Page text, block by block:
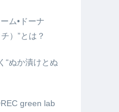
ム•ドーナ
）”とは？
“ぬか漬けとぬ
green lab